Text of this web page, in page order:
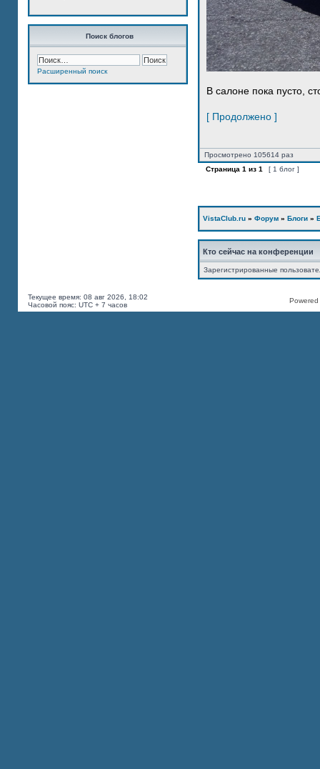
Поиск блогов
Расширенный поиск
В салоне пока пусто,
[ Продолжено ]
Просмотрено 105614 раз
Страница 1 из 1 [ 1 блог ]
VistaClub.ru » Форум » Блоги »
Кто сейчас на конференции
Зарегистрированные
Текущее время: 08 авг 2026, 18:02
Часовой пояс: UTC + 7 часов